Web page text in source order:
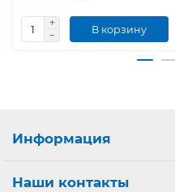
В корзину
Информация
Наши контакты